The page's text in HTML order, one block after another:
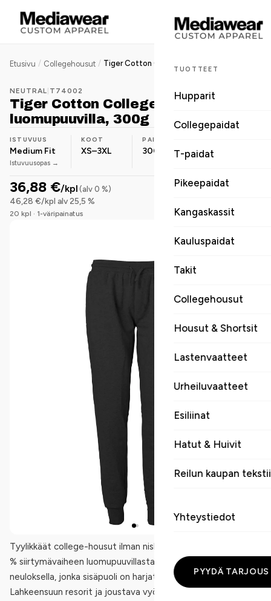
TUOTTEET
Hupparit
Collegepaidat
T-paidat
Pikeepaidat
Kangaskassit
Kauluspaidat
Takit
Collegehousut
Housut & Shortsit
Lastenvaatteet
Urheiluvaatteet
Esiliinat
Hatut & Huivit
Reilun kaupan
Yhteystiedot
PYYDÄ TARJOUS
Etusivu / Collegehousut /
NEUTRAL T74002
Tiger Cotton College-housut,
luomupuuvilla, 300g
ISTUVUUS
Medium Fit
Istuvuusopas →
KOOT
XS–3XL
PAINO
300 g Luomupuuvilla
36,88 €/kpl (alv 0 %)
46,28 €/kpl alv 25,5 %
20 kpl · 1-väripainatus
Tyylikkäät college-housut ilman niskalappua, valmistettu 100
% siirtymävaiheen luomupuuvillasta pehmeällä 300 g/m²
neuloksella, jonka sisäpuoli on harjattu pehmeäksi.
Lahkeensuun resorit ja joustava vyötärö säädettävillä litteillä